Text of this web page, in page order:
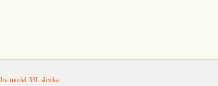
model 33L śliwka